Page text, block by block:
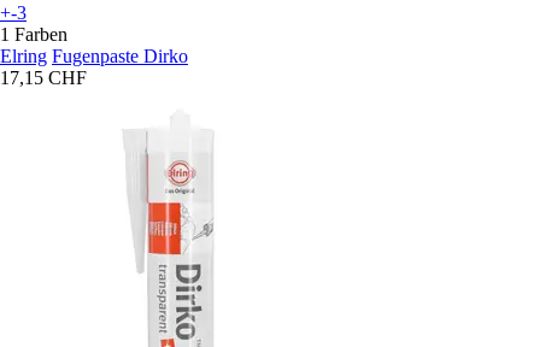
+-3
1 Farben
Elring Fugenpaste Dirko
17,15 CHF